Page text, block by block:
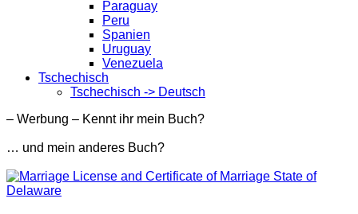
Paraguay
Peru
Spanien
Uruguay
Venezuela
Tschechisch
Tschechisch -> Deutsch
– Werbung – Kennt ihr mein Buch?
… und mein anderes Buch?